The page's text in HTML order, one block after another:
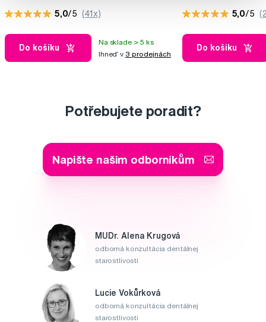
5,0/5 (41x)
Do košíku
Na sklade > 5 ks
Ihneď v 3 prodejnách
5,0/5
Do košíku
Potřebujete poradit?
Napište našim odborníkům
MUDr. Alena Krugová
odborná konzultácia dentálnej
starostlivosti
Lucie Vokůrková
odborná konzultácia dentálnej
starostlivosti